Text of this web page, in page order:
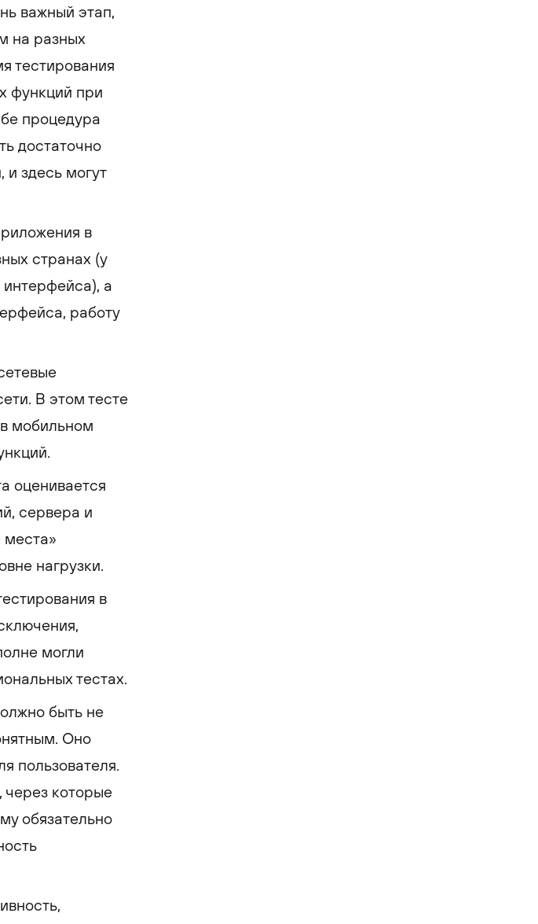
важный этап,
на разных
тестирования
функций при
процедура
достаточно
здесь могут
в
странах (у
а
работу
В этом тесте
мобильном
оценивается
сервера и
места»
нагрузки.
в
могли
тестах.
быть не
Оно
пользователя.
которые
обязательно